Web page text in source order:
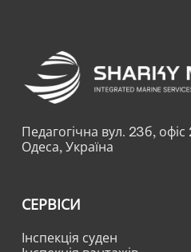
Педагогічна вул. 23б, офіс
Одеса, Україна
СЕРВІСИ
Інспекція суден